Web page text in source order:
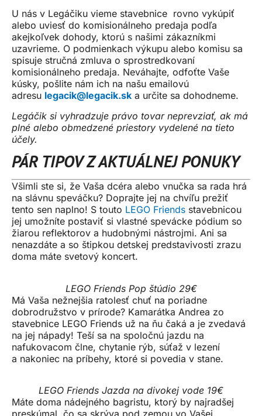
U nás v Legáčiku vieme stavebnice rovno vykúpiť
alebo uviesť do komisionálneho predaja podľa
akejkoľvek dohody, ktorú s našimi zákazníkmi
uzavrieme. O podmienkach výkupu alebo komisu sa
spisuje stručná zmluva o sprostredkovaní
komisionálneho predaja. Neváhajte, odfoťte Vaše
kúsky, pošlite nám ich na našu emailovú
adresu legacik@legacik.sk a určite sa dohodneme.
Legáčik si vyhradzuje právo tovar neprevziať, ak má
plné alebo obmedzené priestory vydelené na tieto
účely.
PÁR TIPOV Z AKTUÁLNEJ PONUKY
Všimli ste si, že Vaša dcéra alebo vnučka sa rada hrá
na slávnu speváčku? Doprajte jej na chvíľu prežiť
tento sen naplno! S touto LEGO Friends stavebnicou
jej umožníte postaviť si vlastné spevácke pódium so
žiarou reflektorov a hudobnými nástrojmi. Ani sa
nenazdáte a so štipkou detskej predstavivosti zrazu
doma máte svetový koncert.
LEGO Friends Pop štúdio 29€
Má Vaša nežnejšia ratolesť chuť na poriadne
dobrodružstvo v prírode? Kamarátka Andrea zo
stavebnice LEGO Friends už na ňu čaká a je zvedavá
na jej nápady! Teší sa na spoločnú jazdu na
nafukovacom člne, chytanie rýb, súťaž v lezení
a nakoniec na príbehy, ktoré si povedia v stane.
LEGO Friends Jazda na divokej vode 19€
Máte doma nádejného bagristu, ktorý by najradšej
preskúmal, čo sa skrýva pod zemou vo Vašej